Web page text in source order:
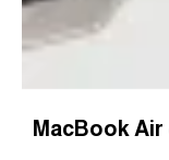
أبل تطلق الجيل الجديد من أجهزة MacBook Air